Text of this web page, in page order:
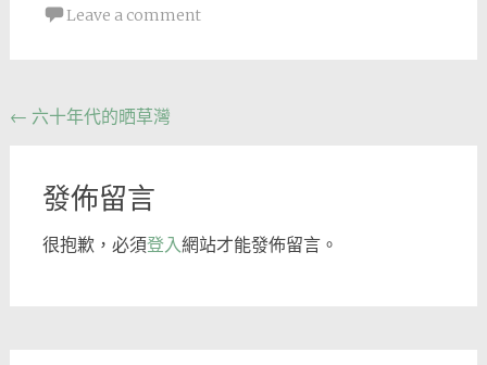
Leave a comment
Post
← 六十年代的晒草灣
發佈留言
很抱歉，必須登入網站才能發佈留言。